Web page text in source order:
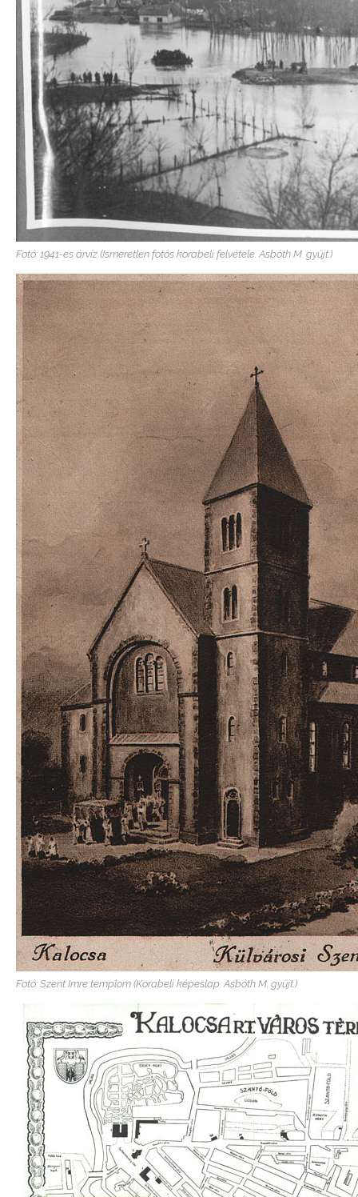
Fotó: 1941-es árvíz (Ismeretlen fotós korabeli felvétele. Asbóth M. gyűjt.)
Fotó: Szent Imre templom (Korabeli képeslap. Asbóth M. gyűjt.)